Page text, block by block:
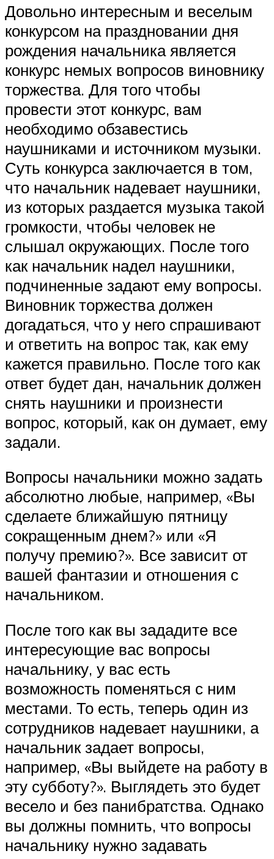
Довольно интересным и веселым
конкурсом на праздновании дня
рождения начальника является
конкурс немых вопросов виновнику
торжества. Для того чтобы
провести этот конкурс, вам
необходимо обзавестись
наушниками и источником музыки.
Суть конкурса заключается в том,
что начальник надевает наушники,
из которых раздается музыка такой
громкости, чтобы человек не
слышал окружающих. После того
как начальник надел наушники,
подчиненные задают ему вопросы.
Виновник торжества должен
догадаться, что у него спрашивают
и ответить на вопрос так, как ему
кажется правильно. После того как
ответ будет дан, начальник должен
снять наушники и произнести
вопрос, который, как он думает, ему
задали.
Вопросы начальники можно задать
абсолютно любые, например, «Вы
сделаете ближайшую пятницу
сокращенным днем?» или «Я
получу премию?». Все зависит от
вашей фантазии и отношения с
начальником.
После того как вы зададите все
интересующие вас вопросы
начальнику, у вас есть
возможность поменяться с ним
местами. То есть, теперь один из
сотрудников надевает наушники, а
начальник задает вопросы,
например, «Вы выйдете на работу в
эту субботу?». Выглядеть это будет
весело и без панибратства. Однако
вы должны помнить, что вопросы
начальнику нужно задавать